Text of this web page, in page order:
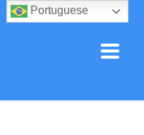
Portuguese